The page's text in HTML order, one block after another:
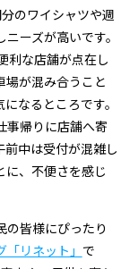
のワイシャツや週
ーズが高いです。
利な店舗が点在し
場が混み合うこと
なるところです。
事帰りに店舗へ寄
中は受付が混雑し
に、不便さを感じ
の皆様にぴったり
リネット」 で